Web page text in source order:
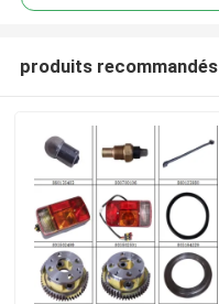
produits recommandés